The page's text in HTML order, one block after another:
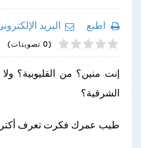
اطبع
البريد
1
2
3
4
5 (0 تصويتات)
إنت منين؟ من القليوبية؟
الشرقية؟
طيب عمرك فكرت تعرف